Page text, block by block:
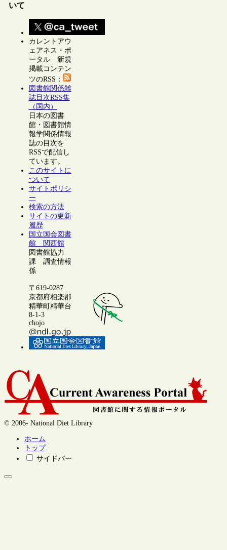
いて
カレントアウ
ェアネス・ポ
ータル 新規
掲載コンテン
ツのRSS：
図書館関係雑
誌目次RSS集
（国内）
日本の図書
館・図書館情
報学関係情報
誌の目次を
RSSで配信し
ています。
このサイトに
ついて
サイトポリシ
ー
検索の方法
サイトの更新
履歴
国立国会図書
館 関西館
図書館協力
課 調査情報
係
〒619-0287
京都府相楽郡
精華町精華台
8-1-3
chojo
© 2006- National Diet Library
ホーム
トップ
サイドバー